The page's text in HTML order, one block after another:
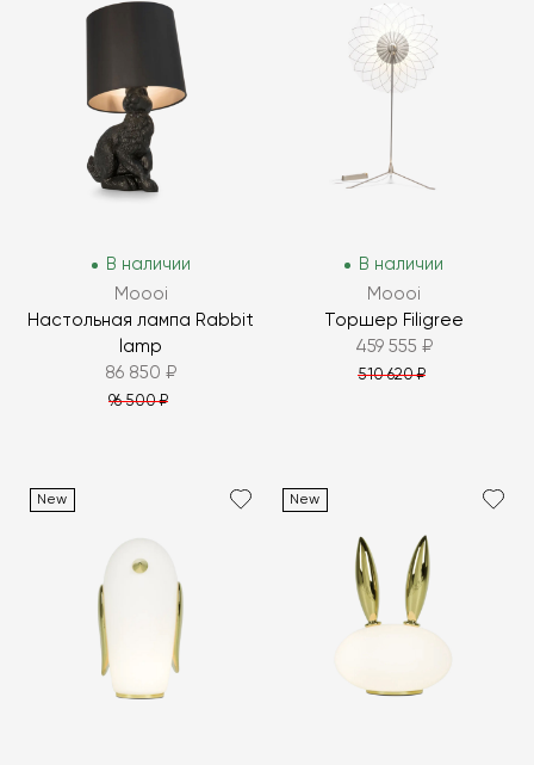
В наличии
Moooi
Настольная лампа Rabbit
lamp
86 850 ₽
96 500 ₽
В наличии
Moooi
Торшер Filigree
459 555 ₽
510 620 ₽
New New